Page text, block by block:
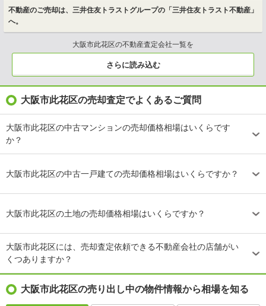
不動産のご売却は、三井住友トラストグループの「三井住友トラスト不動産」
へ。
大阪市此花区の不動産査定会社一覧を
さらに読み込む
大阪市此花区の売却査定でよくあるご質問
大阪市此花区の中古マンションの売却価格相場はいくらです
か？
大阪市此花区の中古一戸建ての売却価格相場はいくらですか？
大阪市此花区の土地の売却価格相場はいくらですか？
大阪市此花区には、売却査定依頼できる不動産会社の店舗がい
くつありますか？
大阪市此花区の売り出し中の物件情報から相場を知る